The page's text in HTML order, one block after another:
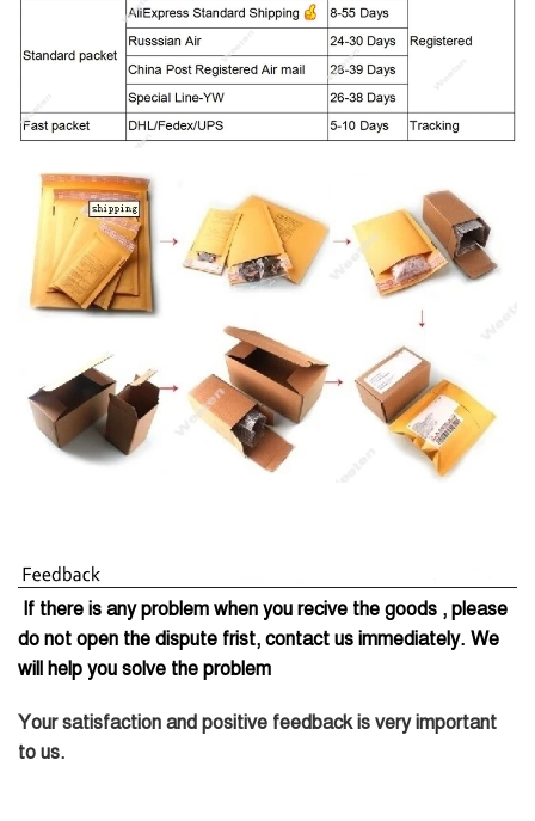
If there is any problem when you recive the goods , please
do not open the dispute frist, contact us immediately. We
will help you solve the problem
Your satisfaction and positive feedback is very important
to us.